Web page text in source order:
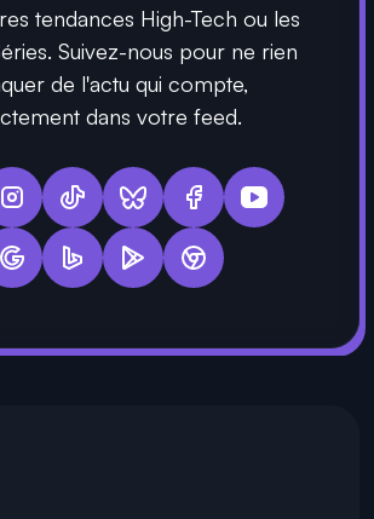
tendances High-Tech ou les
Suivez-nous pour ne rien
de l'actu qui compte,
dans votre feed.